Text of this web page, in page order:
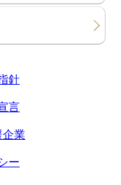
針
言
業
ー